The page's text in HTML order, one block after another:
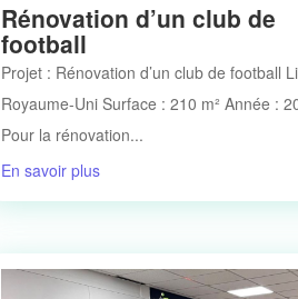
Rénovation d’un club de
football
Projet : Rénovation d’un club de football
Royaume-Uni Surface : 210 m² Année :
Pour la rénovation...
En savoir plus